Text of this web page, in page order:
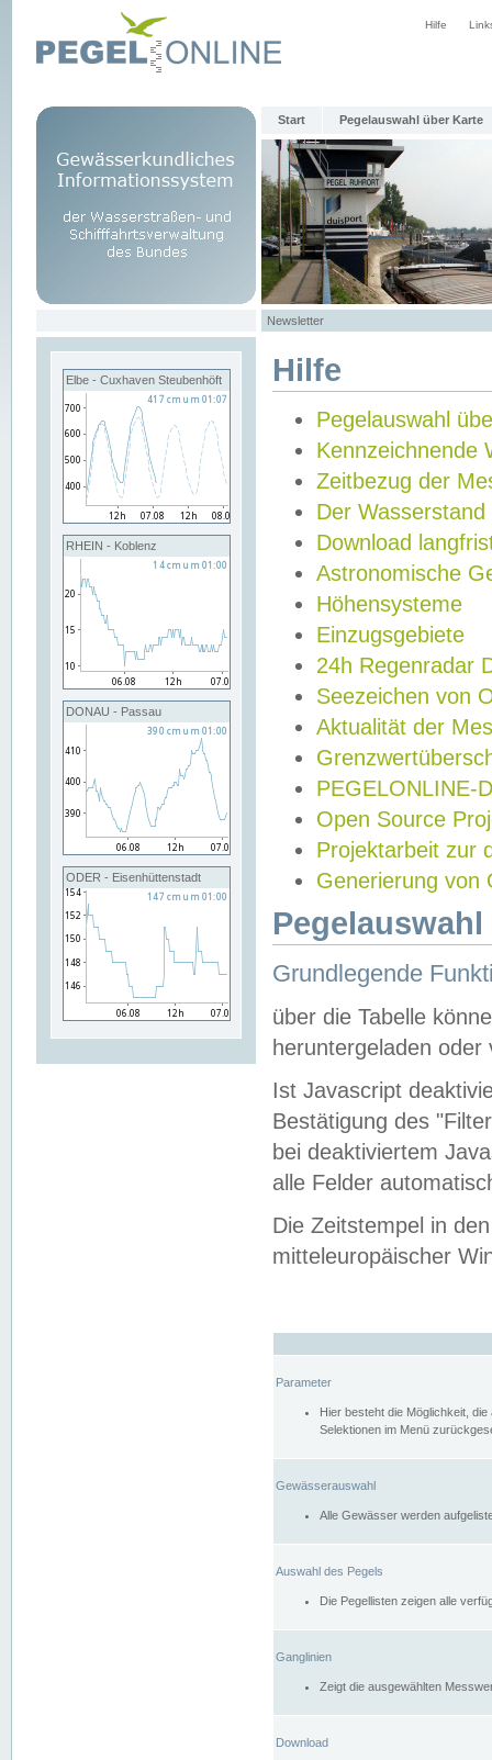
Hilfe
Start Pegelauswahl über Karte
Newsletter
Elbe - Cuxhaven Steubenhöft
RHEIN - Koblenz
DONAU - Passau
ODER - Eisenhüttenstadt
Hilfe
Pegelauswahl
Kennzeichnende
Zeitbezug der
Der Wasserstand
Download
Astronomische
Höhensysteme
Einzugsgebiete
24h Regenradar
Seezeichen von
Aktualität der
PEGELONLINE-
Open Source
Projektarbeit zur
Generierung von
Grundlegende
über die Tabelle
heruntergeladen oder
Ist Javascript
Bestätigung des
bei deaktiviertem
alle Felder
Die Zeitstempel in
mitteleuropäischer
Parameter
Hier besteht die Möglichkeit,
Selektionen im Menü
Gewässerauswahl
Alle Gewässer werden
Auswahl des Pegels
Die Pegellisten zeigen alle
Ganglinien
Zeigt die ausgewählten
Download